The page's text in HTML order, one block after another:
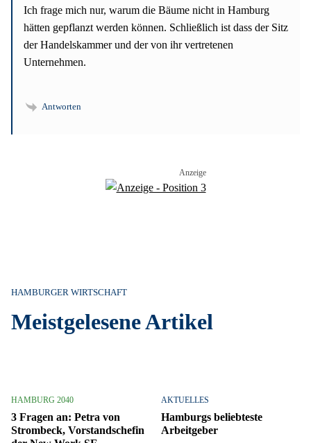
Ich frage mich nur, warum die Bäume nicht in Hamburg
hätten gepflanzt werden können. Schließlich ist dass der Sitz
der Handelskammer und der von ihr vertretenen
Unternehmen.
Antworten
HAMBURGER WIRTSCHAFT
Meistgelesene Artikel
HAMBURG 2040
3 Fragen an: Petra von
Strombeck, Vorstandschefin
AKTUELLES
Hamburgs beliebteste
Arbeitgeber